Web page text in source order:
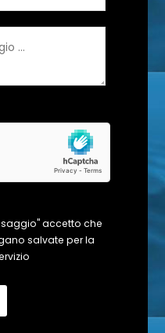
accetto che
salvate per la